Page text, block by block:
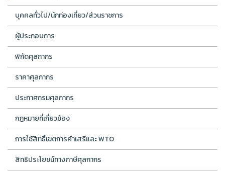
บุคคลทั่วไป/นักท่องเที่ยว/ส่วนราชการ
ผู้ประกอบการ
พิกัดศุลกากร
ราคาศุลกากร
ประกาศกรมศุลกากร
กฎหมายที่เกี่ยวข้อง
การใช้สิทธิ์เขตการค้าเสรีและ WTO
สิทธิประโยชน์ทางภาษีศุลกากร